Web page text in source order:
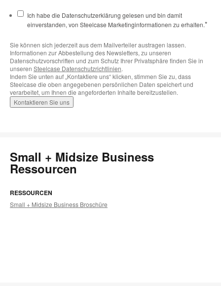
Ich habe die Datenschutzerklärung gelesen und bin damit
einverstanden, von Steelcase Marketinginformationen zu erhalten.*
Sie können sich jederzeit aus dem Mailverteiler austragen lassen.
Informationen zur Abbestellung des Newsletters, zu unseren
Datenschutzvorschriften und zum Schutz Ihrer Privatsphäre finden Sie in
unseren Steelcase Datenschutzrichtlinien.
Indem Sie unten auf „Kontaktiere uns“ klicken, stimmen Sie zu, dass
Steelcase die oben angegebenen persönlichen Daten speichert und
verarbeitet, um Ihnen die angeforderten Inhalte bereitzustellen.
Small + Midsize Business
Ressourcen
RESSOURCEN
Small + Midsize Business Broschüre